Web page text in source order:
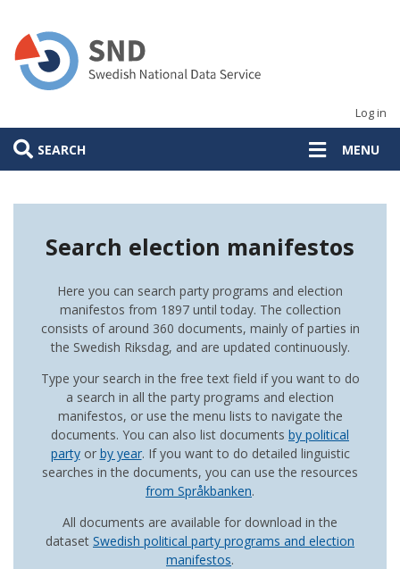
main
content
Log in
SEARCH MENU
Search election manifestos
Here you can search party programs and election
manifestos from 1897 until today. The collection
consists of around 360 documents, mainly of parties in
the Swedish Riksdag, and are updated continuously.
Type your search in the free text field if you want to do
a search in all the party programs and election
manifestos, or use the menu lists to navigate the
documents. You can also list documents by political
partyor by year. If you want to do detailed linguistic
searches in the documents, you can use the resources
from Språkbanken.
All documents are available for download in the
dataset Swedish political party programs and election
manifestos.